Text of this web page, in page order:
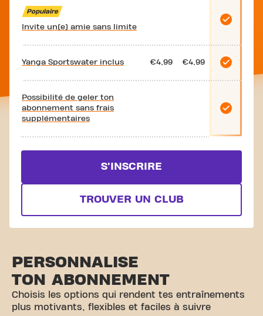
Invite un(e) amie sans limite
Populaire
Yanga Sportswater inclus €4,99 €4,99
Possibilité de geler ton
abonnement sans frais
supplémentaires
TROUVER UN CLUB
S'INSCRIRE
PERSONNALISE
TON ABONNEMENT
Choisis les options qui rendent tes entraînements
plus motivants, flexibles et faciles à suivre